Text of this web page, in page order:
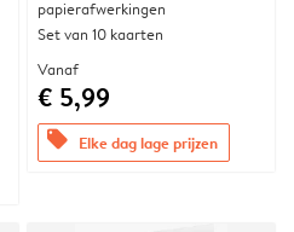
papierafwerkingen
Set van 10 kaarten
Vanaf
€ 5,99
offers Elke dag lage prijzen